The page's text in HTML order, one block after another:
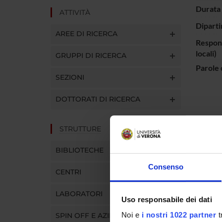
Consenso
Uso responsabile dei dati
Noi e i nostri 1022 partner
ATTIVITÀ
AREE DI RICERCA
GRUPPI DI RICERCA
SEZIONI
DOTTORATI DI RICERCA
STRUTTURE
BIBLIOTECHE
CENTRI
LABORATORI
SPIN OFF E AZIENDE
Durata
locali)
Parole
Una
aree
1.
2.
4. Il